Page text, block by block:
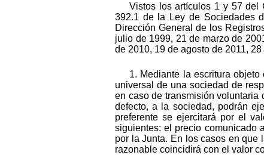
Vistos los artículos 1 y 57 del
392.1 de la Ley de Sociedades
Dirección General de los
julio de 1999, 21 de marzo de
de 2010, 19 de agosto de 2011,
1. Mediante la escritura
universal de una sociedad de
en caso de transmisión
defecto, a la sociedad, podrán
preferente se ejercitará por el
siguientes: el precio comunicado
por la Junta. En los casos en que
razonable coincidirá con el valor